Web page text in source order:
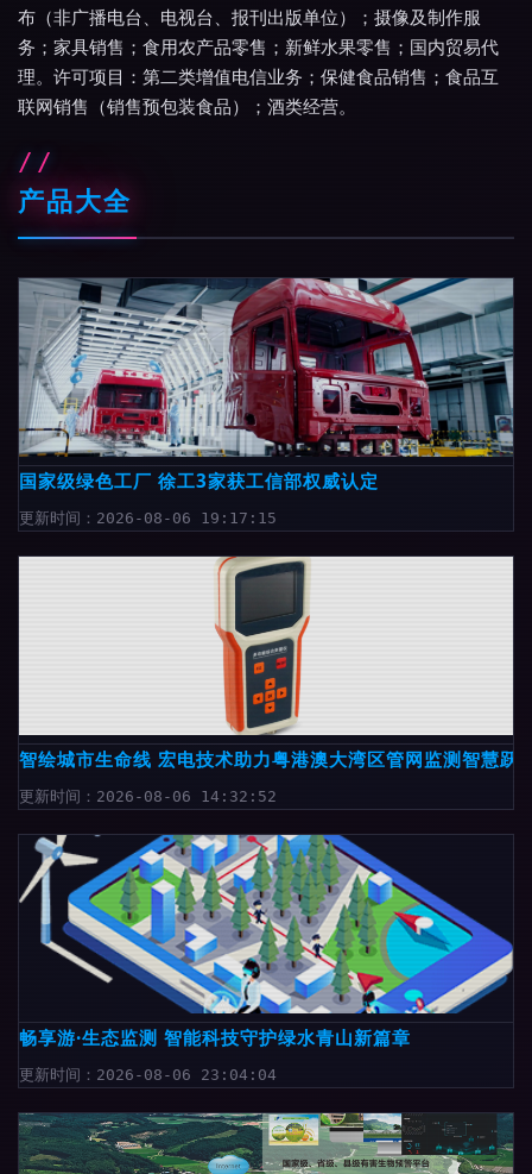
布（非广播电台、电视台、报刊出版单位）；摄像及制作服
务；家具销售；食用农产品零售；新鲜水果零售；国内贸易代
理。许可项目：第二类增值电信业务；保健食品销售；食品互
联网销售（销售预包装食品）；酒类经营。
产品大全
国家级绿色工厂 徐工3家获工信部权威认定
更新时间：2026-08-06 19:17:15
智绘城市生命线 宏电技术助力粤港澳大湾区管网监测智慧跃
更新时间：2026-08-06 14:32:52
畅享游·生态监测 智能科技守护绿水青山新篇章
更新时间：2026-08-06 23:04:04